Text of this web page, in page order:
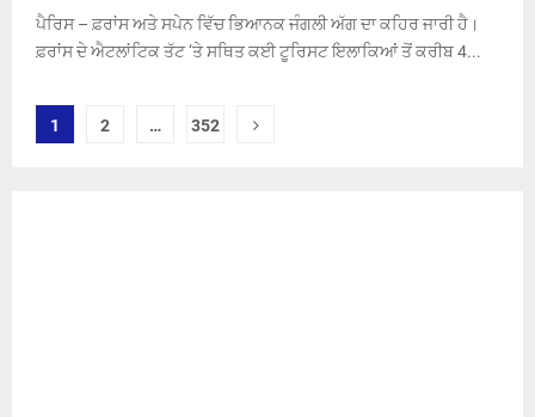
ਪੈਰਿਸ – ਫ਼ਰਾਂਸ ਅਤੇ ਸਪੇਨ ਵਿੱਚ ਭਿਆਨਕ ਜੰਗਲੀ ਅੱਗ ਦਾ ਕਹਿਰ ਜਾਰੀ ਹੈ।
ਫ਼ਰਾਂਸ ਦੇ ਐਟਲਾਂਟਿਕ ਤੱਟ ‘ਤੇ ਸਥਿਤ ਕਈ ਟੂਰਿਸਟ ਇਲਾਕਿਆਂ ਤੋਂ ਕਰੀਬ 4...
Posts
1 2 … 352